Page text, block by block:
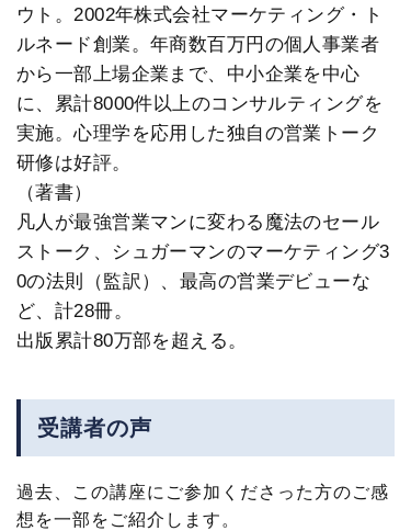
ウト。2002年株式会社マーケティング・ト
ルネード創業。年商数百万円の個人事業者
から一部上場企業まで、中小企業を中心
に、累計8000件以上のコンサルティングを
実施。心理学を応用した独自の営業トーク
研修は好評。
（著書）
凡人が最強営業マンに変わる魔法のセール
ストーク、シュガーマンのマーケティング3
0の法則（監訳）、最高の営業デビューな
ど、計28冊。
出版累計80万部を超える。
受講者の声
過去、この講座にご参加くださった方のご感
想を一部をご紹介します。